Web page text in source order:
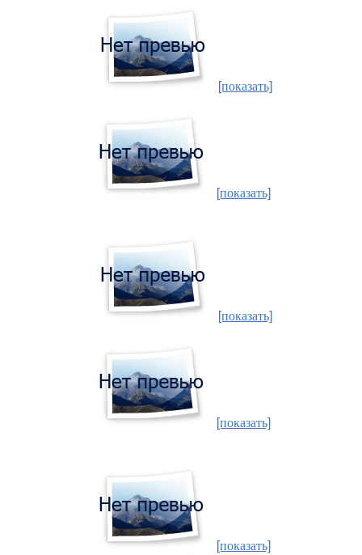
[показать]
[показать]
[показать]
[показать]
[показать]